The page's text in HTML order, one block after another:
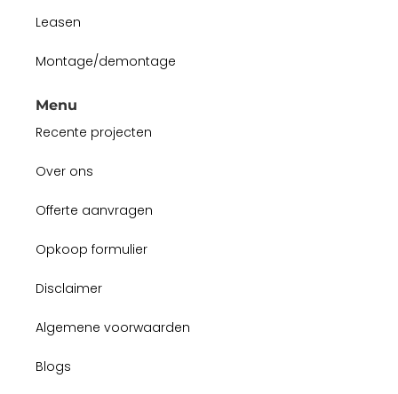
Leasen
Montage/demontage
Menu
Recente projecten
Over ons
Offerte aanvragen
Opkoop formulier
Disclaimer
Algemene voorwaarden
Blogs